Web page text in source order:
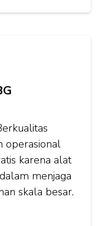
operasional
karena alat
menjaga
skala besar.